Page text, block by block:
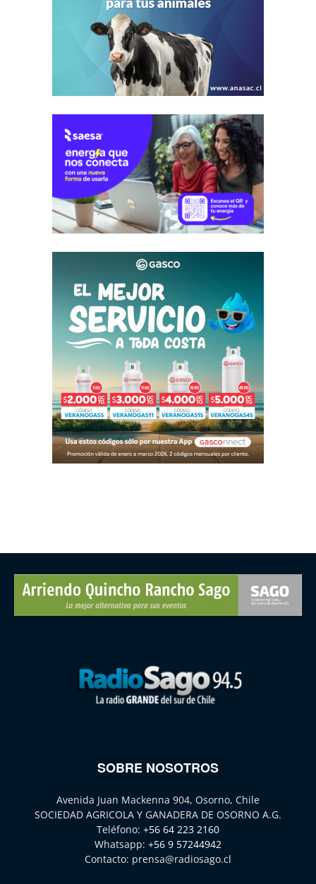
SOBRE NOSOTROS
Avenida Juan Mackenna 904, Osorno, Chile
SOCIEDAD AGRICOLA Y GANADERA DE OSORNO A.G.
Teléfono: +56 64 223 2160
Whatsapp: +56 9 57244942
Contacto: prensa@radiosago.cl